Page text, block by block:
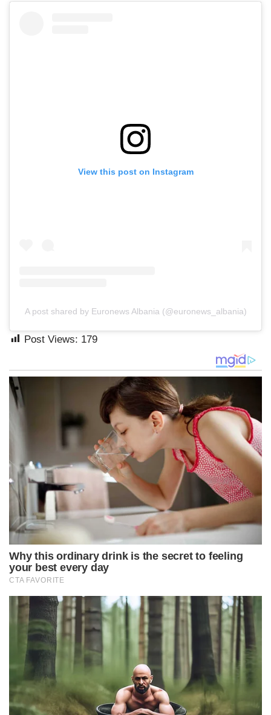
View this post on Instagram
A post shared by Euronews Albania (@euronews_albania)
Post Views: 179